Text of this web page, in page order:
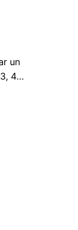
un
4…